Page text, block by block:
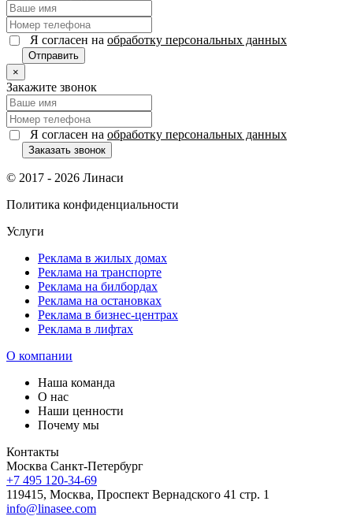
Я согласен на обработку персональных данных
Отправить
×
Закажите звонок
Я согласен на обработку персональных данных
Заказать звонок
© 2017 - 2026 Линаси
Политика конфиденциальности
Услуги
Реклама в жилых домах
Реклама на транспорте
Реклама на билбордах
Реклама на остановках
Реклама в бизнес-центрах
Реклама в лифтах
О компании
Наша команда
О нас
Наши ценности
Почему мы
Контакты
Москва Санкт-Петербург
+7 495 120-34-69
119415, Москва, Проспект Вернадского 41 стр. 1
info@linasee.com